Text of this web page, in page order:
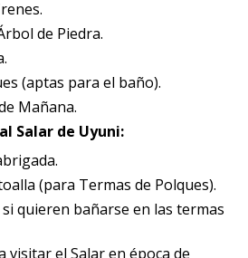
de Piedra.
(aptas para el baño).
Mañana.
Salar de Uyuni:
(para Termas de Polques).
quieren bañarse en las termas
visitar el Salar en época de